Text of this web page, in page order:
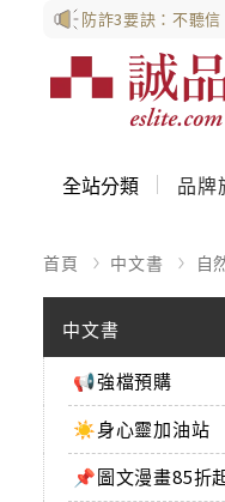
防詐3要訣：不聽
全站分類 品牌
首頁 中文書 自
中文書
📢強檔預購
☀️身心靈加油站
📌圖文漫畫85折